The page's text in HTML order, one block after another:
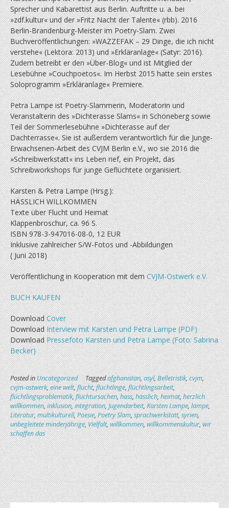
Sprecher und Kabarettist aus Berlin. Auftritte u. a. bei
»zdf.kultur« und der »Fritz Nacht der Talente« (rbb). 2016
Berlin-Brandenburg-Meister im Poetry-Slam. Zwei
Buchveröffentlichungen: »WAZZEFAK – 29 Dinge, die ich nicht
verstehe« (Lektora: 2013) und »Erkläranlage« (Satyr: 2016).
Zudem betreibt er den »Über-Blog« und ist Mitglied der
Lesebühne »Couchpoetos«. Im Herbst 2015 hatte sein erstes
Soloprogramm »Erkläranlage« Premiere.
Petra Lampe ist Poetry-Slammerin, Moderatorin und
Veranstalterin des »Dichterasse Slams« in Schöneberg sowie
Teil der Sommerlesebühne »Dichterasse auf der
Dachterrasse«. Sie ist außerdem verantwortlich für die Junge-
Erwachsenen-Arbeit des CVJM Berlin e.V., wo sie 2016 die
»Schreibwerkstatt« ins Leben rief, ein Projekt, das
Schreibworkshops für junge Geflüchtete organisiert.
Karsten & Petra Lampe (Hrsg.):
HÄSSLICH WILLKOMMEN
Texte über Flucht und Heimat
Klappenbroschur, ca. 96 S.
ISBN 978-3-947016-08-0, 12 EUR
Inklusive zahlreicher S/W-Fotos und -Abbildungen
( Juni 2018)
Veröffentlichung in Kooperation mit demCVJM-Ostwerk e.V.
BUCH KAUFEN
DownloadCover
DownloadInterview mit Karsten und Petra Lampe (PDF)
DownloadPressefoto Karsten und Petra Lampe (Foto: Sabrina
Becker)
Posted inUncategorized Taggedafghanistan,asyl,Belletristik,cvjm,
cvjm-ostwerk,eine welt,flucht,flüchtlinge,flüchtlingsarbeit,
flüchtlingsproblematik,fluchtursachen,hass,hässlich,heimat,herzlich
willkommen,inklusion,integration,Jugendarbeit,Karsten Lampe,lampe,
Literatur,multikulturell,Poesie,Poetry Slam,sprachwerkstatt,syrien,
unbegleitete minderjährige,Vielfalt,willkommen,willkommenskultur,wir
schaffen das